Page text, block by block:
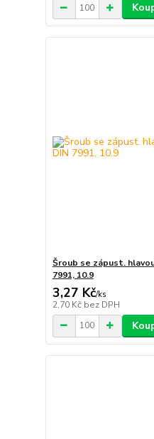
Šroub se zápust.
7991, 10.9
3,27 Kč/ks
2,70 Kč bez DPH